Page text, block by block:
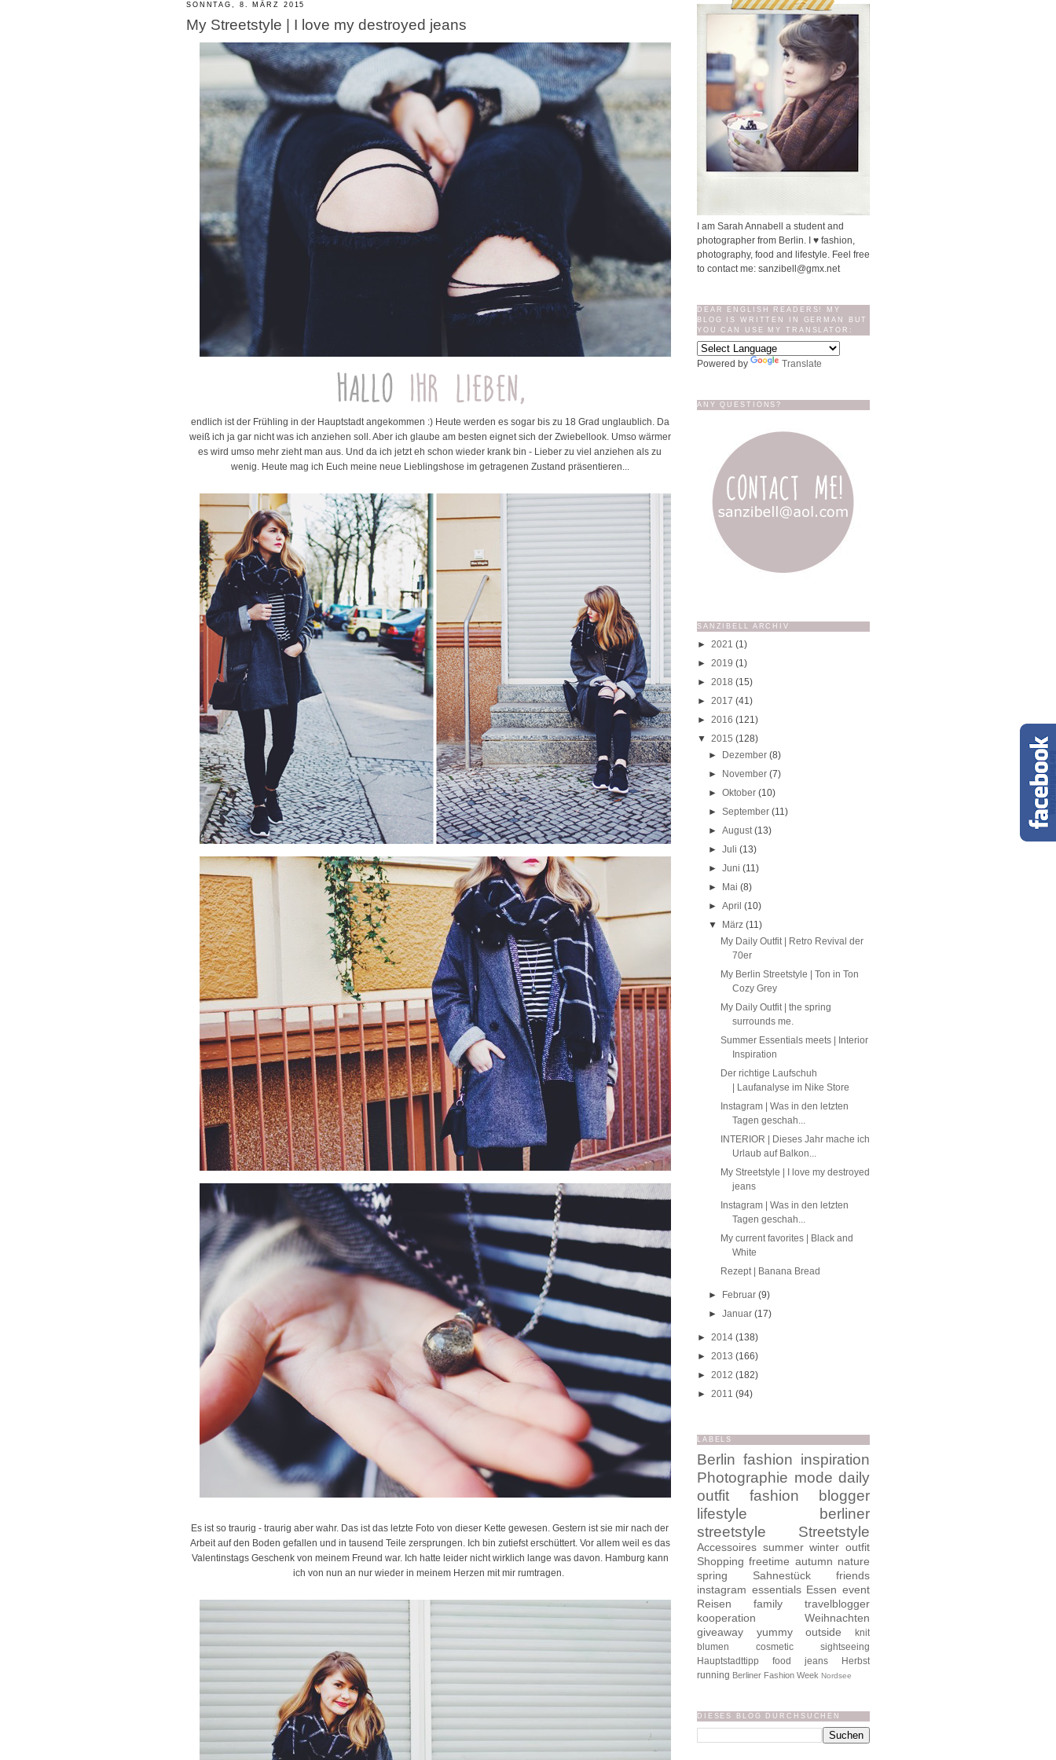
SONNTAG, 8. MÄRZ 2015
My Streetstyle | I love my destroyed jeans
endlich ist der Frühling in der Hauptstadt angekommen :) Heute werden es sogar bis zu 18 Grad unglaublich. Da
weiß ich ja gar nicht was ich anziehen soll. Aber ich glaube am besten eignet sich der Zwiebellook. Umso wärmer
es wird umso mehr zieht man aus. Und da ich jetzt eh schon wieder krank bin - Lieber zu viel anziehen als zu
wenig. Heute mag ich Euch meine neue Lieblingshose im getragenen Zustand präsentieren...
Es ist so traurig - traurig aber wahr. Das ist das letzte Foto von dieser Kette gewesen. Gestern ist sie mir nach der
Arbeit auf den Boden gefallen und in tausend Teile zersprungen. Ich bin zutiefst erschüttert. Vor allem weil es das
Valentinstags Geschenk von meinem Freund war. Ich hatte leider nicht wirklich lange was davon. Hamburg kann
ich von nun an nur wieder in meinem Herzen mit mir rumtragen.
I am Sarah Annabell a student and
photographer from Berlin. I ♥ fashion,
photography, food and lifestyle. Feel free
to contact me: sanzibell@gmx.net
DEAR ENGLISH READERS! MY
BLOG IS WRITTEN IN GERMAN BUT
YOU CAN USE MY TRANSLATOR:
Powered by Translate
ANY QUESTIONS?
SANZIBELL ARCHIV
► 2021 (1)
► 2019 (1)
► 2018 (15)
► 2017 (41)
► 2016 (121)
▼ 2015 (128)
►
Dezember(8)
►
November(7)
►Oktober(10)
►September(11)
►August(13)
►Juli(13)
►Juni(11)
►
Mai(8)
►April(10)
▼
März(11)
My Daily Outfit | Retro Revival der
70er
My Berlin Streetstyle | Ton in Ton
Cozy Grey
My Daily Outfit | the spring
surrounds me.
Summer Essentials meets | Interior
Inspiration
Der richtige Laufschuh
| Laufanalyse im Nike Store
Instagram | Was in den letzten
Tagen geschah...
INTERIOR | Dieses Jahr mache ich
Urlaub auf Balkon...
My Streetstyle | I love my destroyed
jeans
Instagram | Was in den letzten
Tagen geschah...
My current favorites | Black and
White
Rezept | Banana Bread
► Februar(9)
►Januar(17)
► 2014 (138)
► 2013 (166)
► 2012 (182)
► 2011 (94)
LABELS
Berlin fashion inspiration
Photographie mode daily
outfit
fashion blogger
lifestyle
berliner
streetstyle
Streetstyle
Accessoires summer winter outfit
Shopping freetime autumn nature
spring
Sahnestück
friends
instagram essentials Essen event
Reisen
family
travelblogger
kooperation
Weihnachten
giveaway
yummy outside
knit
blumen
cosmetic
sightseeing
Hauptstadttipp
food jeans
Herbst
running Berliner Fashion Week Nordsee
DIESES BLOG DURCHSUCHEN